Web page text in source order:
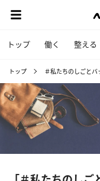
トップ 働く 整える
トップ ＃私たちのしごとバ